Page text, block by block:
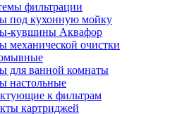
фильтрации
под кухонную мойку
кувшины Аквафор
механической очистки
для ванной комнаты
настольные
к фильтрам
картриджей